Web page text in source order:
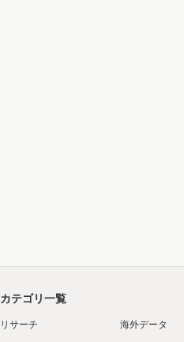
カテゴリ一覧
リサーチ
海外データ